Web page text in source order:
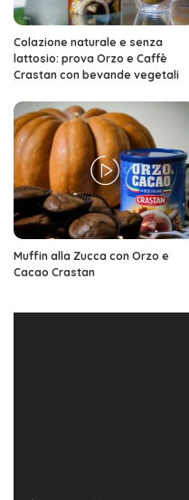
Colazione naturale e senza
lattosio: prova Orzo e Caffè
Crastan con bevande vegetali
Muffin alla Zucca con Orzo e
Cacao Crastan